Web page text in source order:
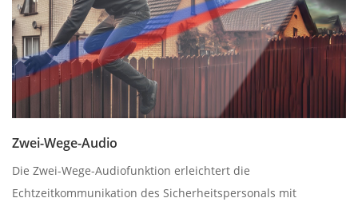
Zwei-Wege-Audio
Die Zwei-Wege-Audiofunktion erleichtert die
Echtzeitkommunikation des Sicherheitspersonals mit